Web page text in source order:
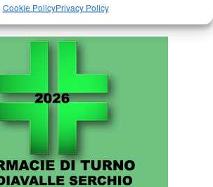
Cookie PolicyPrivacy Policy